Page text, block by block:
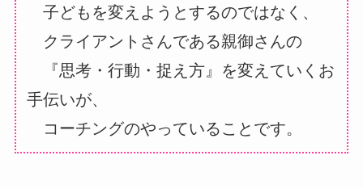
子どもを変えようとするのではなく、
クライアントさんである親御さんの
『思考・行動・捉え方』を変えていくお
手伝いが、
コーチングのやっていることです。